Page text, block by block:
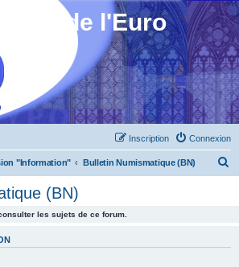
de l'Euro
Connexion
Inscription
"Information" Bulletin Numismatique (BN)
(BN)
les sujets de ce forum.